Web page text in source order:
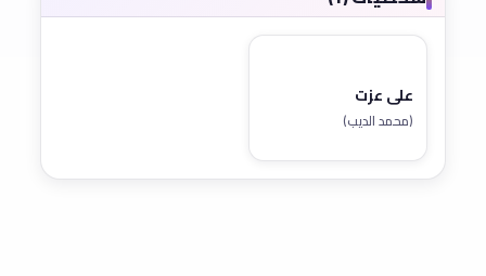
علي عزت
(محمد الديب)